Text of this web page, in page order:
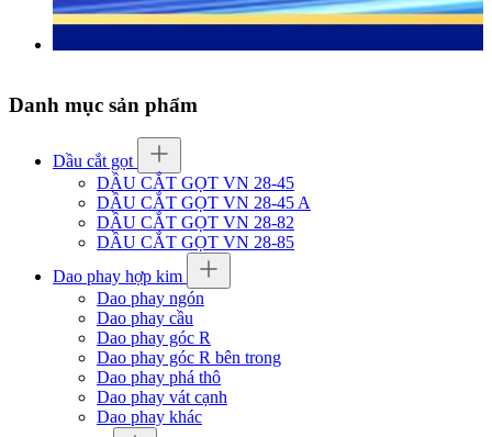
Danh mục sản phẩm
Dầu cắt gọt
DẦU CẮT GỌT VN 28-45
DẦU CẮT GỌT VN 28-45 A
DẦU CẮT GỌT VN 28-82
DẦU CẮT GỌT VN 28-85
Dao phay hợp kim
Dao phay ngón
Dao phay cầu
Dao phay góc R
Dao phay góc R bên trong
Dao phay phá thô
Dao phay vát cạnh
Dao phay khác